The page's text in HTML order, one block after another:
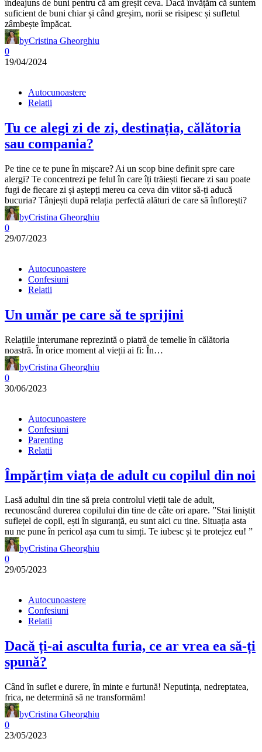
îndeajuns de buni pentru că am greșit ceva. Dacă învățăm că suntem
suficient de buni chiar și când greșim, norii se risipesc și sufletul
zâmbește împăcat.
byCristina Gheorghiu
0
19/04/2024
Autocunoastere
Relatii
Tu ce alegi zi de zi, destinația, călătoria
sau compania?
Pe tine ce te pune în mișcare? Ai un scop bine definit spre care
alergi? Te concentrezi pe felul în care îți trăiești fiecare zi sau poate
fugi de fiecare zi și aștepți mereu ca ceva din viitor să-ți aducă
bucuria? Tânjești după relația perfectă alături de care să înflorești?
byCristina Gheorghiu
0
29/07/2023
Autocunoastere
Confesiuni
Relatii
Un umăr pe care să te sprijini
Relațiile interumane reprezintă o piatră de temelie în călătoria
noastră. În orice moment al vieții ai fi: În…
byCristina Gheorghiu
0
30/06/2023
Autocunoastere
Confesiuni
Parenting
Relatii
Împărțim viața de adult cu copilul din noi
Lasă adultul din tine să preia controlul vieții tale de adult,
recunoscând durerea copilului din tine de câte ori apare. ”Stai liniștit
suflețel de copil, ești în siguranță, eu sunt aici cu tine. Situația asta
nu ne pune în pericol așa cum tu simți. Te iubesc și te protejez eu! ”
byCristina Gheorghiu
0
29/05/2023
Autocunoastere
Confesiuni
Relatii
Dacă ți-ai asculta furia, ce ar vrea ea să-ți
spună?
Când în suflet e durere, în minte e furtună! Neputința, nedreptatea,
frica, ne determină să ne transformăm!
byCristina Gheorghiu
0
23/05/2023